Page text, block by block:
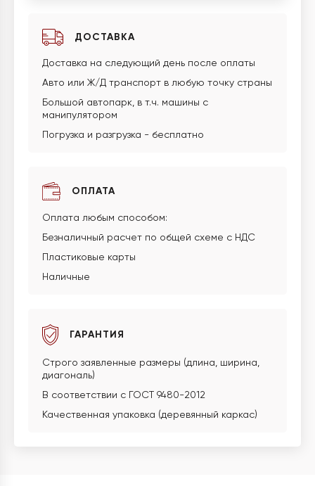
ДОСТАВКА
Доставка на следующий день после оплаты
Авто или Ж/Д транспорт в любую точку страны
Большой автопарк, в т.ч. машины с
манипулятором
Погрузка и разгрузка - бесплатно
ОПЛАТА
Оплата любым способом:
Безналичный расчет по общей схеме с НДС
Пластиковые карты
Наличные
ГАРАНТИЯ
Строго заявленные размеры (длина, ширина,
диагональ)
В соответствии с ГОСТ 9480-2012
Качественная упаковка (деревянный каркас)